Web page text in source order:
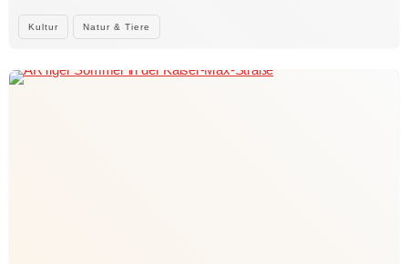
Kultur Natur & Tiere